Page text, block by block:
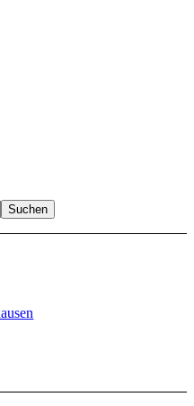
Suchen